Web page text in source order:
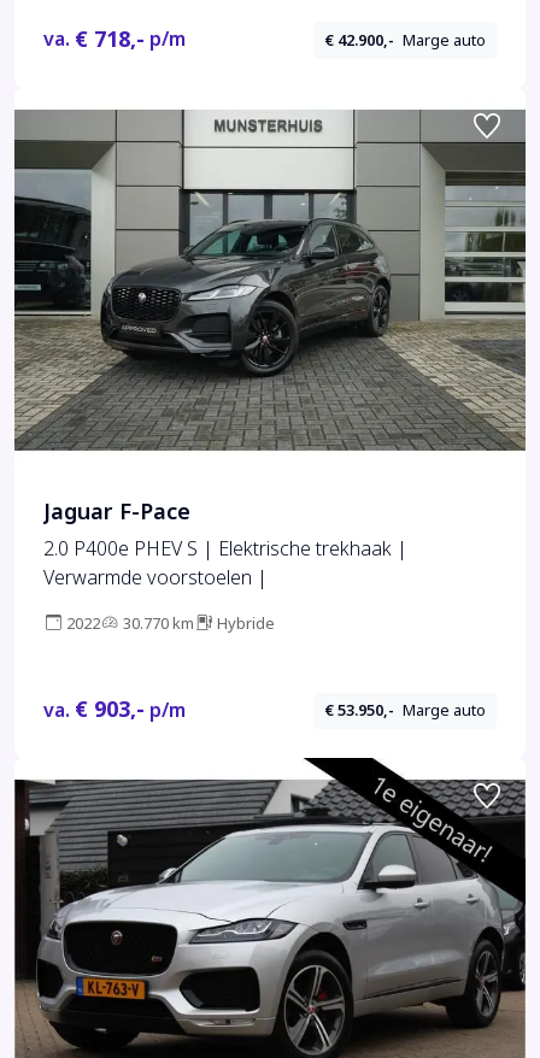
va. € 718,- p/m € 42.900,- Marge auto
Jaguar F-Pace
2.0 P400e PHEV S | Elektrische trekhaak |
Verwarmde voorstoelen |
2022 30.770 km Hybride
va. € 903,- p/m € 53.950,- Marge auto